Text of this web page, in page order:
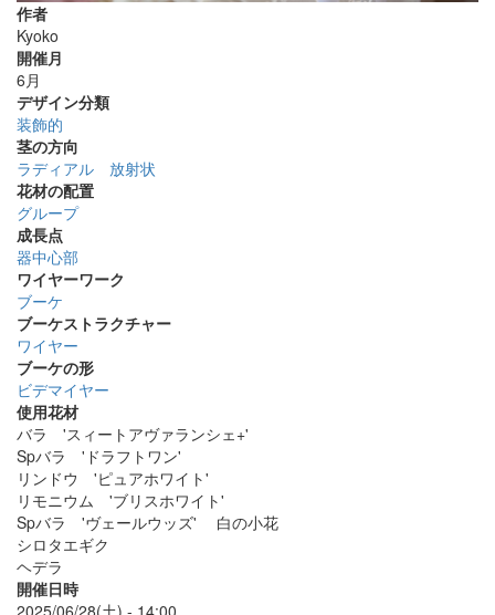
作者
Kyoko
開催月
6月
デザイン分類
装飾的
茎の方向
ラディアル 放射状
花材の配置
グループ
成長点
器中心部
ワイヤーワーク
ブーケ
ブーケストラクチャー
ワイヤー
ブーケの形
ビデマイヤー
使用花材
バラ 'スィートアヴァランシェ+'
Spバラ 'ドラフトワン'
リンドウ 'ピュアホワイト'
リモニウム 'ブリスホワイト'
Spバラ 'ヴェールウッズ' 白の小花
シロタエギク
ヘデラ
開催日時
2025/06/28(土) - 14:00